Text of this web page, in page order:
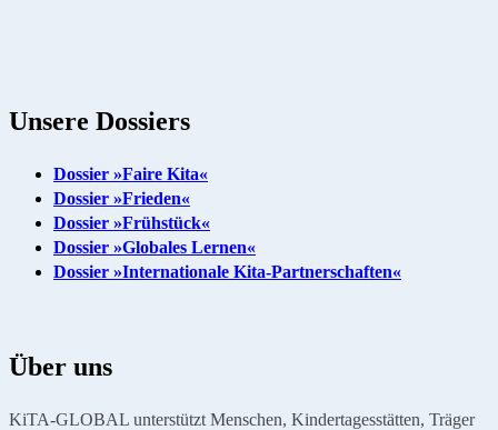
Unsere Dossiers
Dossier »Faire Kita«
Dossier »Frieden«
Dossier »Frühstück«
Dossier »Globales Lernen«
Dossier »Internationale Kita-Partnerschaften«
Über uns
KiTA-GLOBAL unterstützt Menschen, Kindertagesstätten, Träger